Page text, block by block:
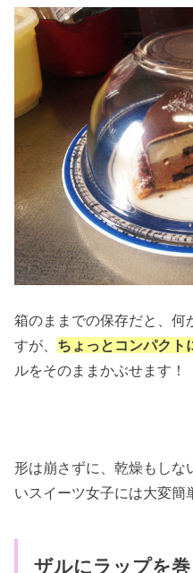
箱のままでの保存だと、何
すが、 ちょっとコンパクト
ルをそのままかぶせます！
形は崩さずに、乾燥もしな
いスイーツ女子には大変簡
ザルにラップを巻